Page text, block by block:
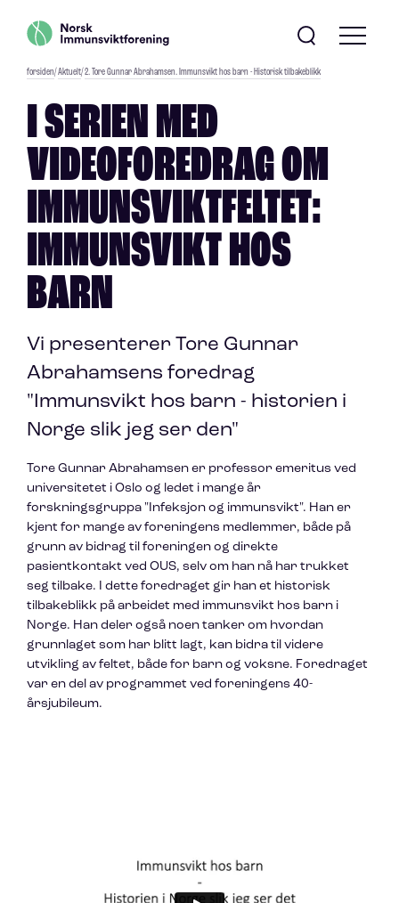
forsiden/Aktuelt/2. Tore Gunnar Abrahamsen. Immunsvikt hos barn - Historisk tilbakeblikk
I SERIEN MED
VIDEOFOREDRAG OM
IMMUNSVIKTFELTET:
IMMUNSVIKT HOS
BARN
Vi presenterer Tore Gunnar
Abrahamsens foredrag
"Immunsvikt hos barn - historien i
Norge slik jeg ser den"
Tore Gunnar Abrahamsen er professor emeritus ved
universitetet i Oslo og ledet i mange år
forskningsgruppa "Infeksjon og immunsvikt". Han er
kjent for mange av foreningens medlemmer, både på
grunn av bidrag til foreningen og direkte
pasientkontakt ved OUS, selv om han nå har trukket
seg tilbake. I dette foredraget gir han et historisk
tilbakeblikk på arbeidet med immunsvikt hos barn i
Norge. Han deler også noen tanker om hvordan
grunnlaget som har blitt lagt, kan bidra til videre
utvikling av feltet, både for barn og voksne. Foredraget
var en del av programmet ved foreningens 40-
årsjubileum.